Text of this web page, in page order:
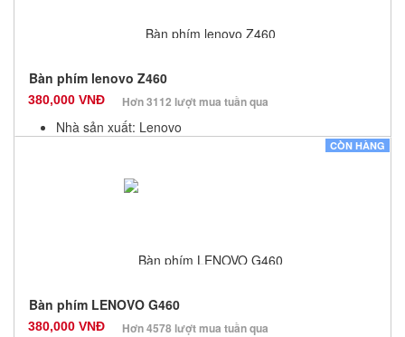
Bàn phím lenovo Z460
380,000 VNĐ Hơn 3112 lượt mua tuần qua
Nhà sản xuất: Lenovo
Số lượng: 10
CÒN HÀNG
Bàn phím LENOVO G460
380,000 VNĐ Hơn 4578 lượt mua tuần qua